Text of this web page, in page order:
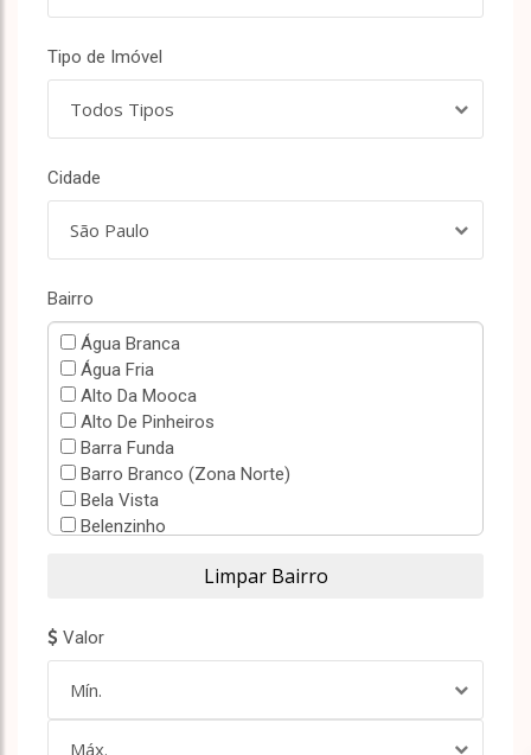
Tipo de Imóvel
Todos Tipos
Cidade
São Paulo
Bairro
Água Branca
Água Fria
Alto Da Mooca
Alto De Pinheiros
Barra Funda
Barro Branco (Zona Norte)
Bela Vista
Belenzinho
Brooklin Paulista
Campos Elíseos
Canindé
Valor
Mín.
Máx.